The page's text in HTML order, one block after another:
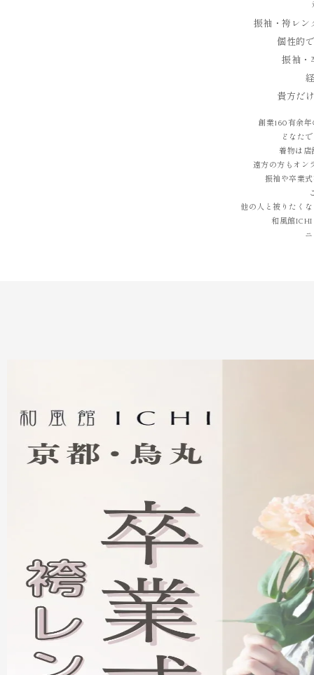
振袖・袴レン
個性的
振袖・
貴方だ
創業160有余
どなた
着物は店
遠方の方もオン
振袖や卒業
他の人と被りたく
和風館